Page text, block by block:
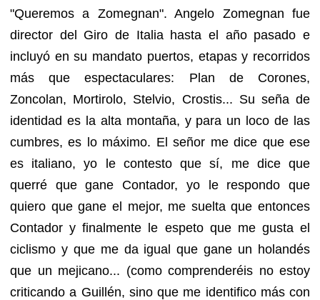
"Queremos a Zomegnan". Angelo Zomegnan fue
director del Giro de Italia hasta el año pasado e
incluyó en su mandato puertos, etapas y recorridos
más que espectaculares: Plan de Corones,
Zoncolan, Mortirolo, Stelvio, Crostis... Su seña de
identidad es la alta montaña, y para un loco de las
cumbres, es lo máximo. El señor me dice que ese
es italiano, yo le contesto que sí, me dice que
querré que gane Contador, yo le respondo que
quiero que gane el mejor, me suelta que entonces
Contador y finalmente le espeto que me gusta el
ciclismo y que me da igual que gane un holandés
que un mejicano... (como comprenderéis no estoy
criticando a Guillén, sino que me identifico más con